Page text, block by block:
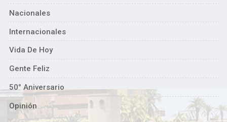
Nacionales
Internacionales
Vida De Hoy
Gente Feliz
50° Aniversario
Opinión